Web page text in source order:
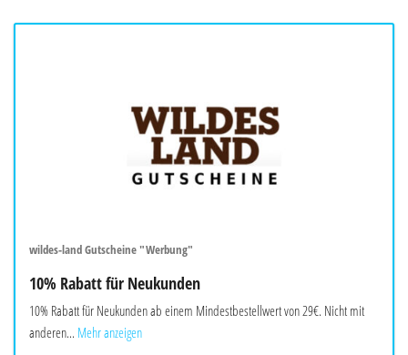
wildes-land Gutscheine "Werbung"
10% Rabatt für Neukunden
10% Rabatt für Neukunden ab einem Mindestbestellwert von 29€. Nicht mit
anderen... Mehr anzeigen